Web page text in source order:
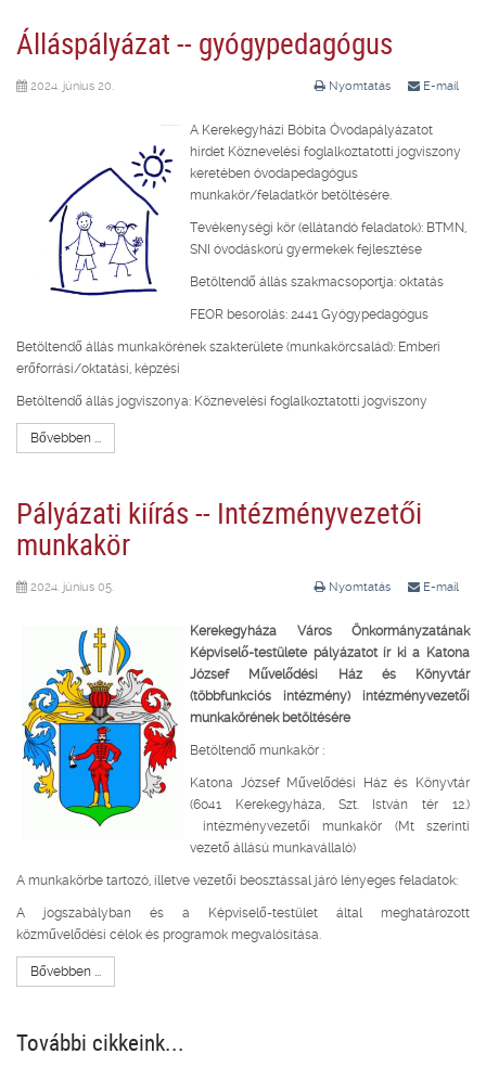
Álláspályázat -- gyógypedagógus
Nyomtatás E-mail
2024. június 20.
A Kerekegyházi Bóbita Óvodapályázatot
hirdet Köznevelési foglalkoztatotti jogviszony
keretében óvodapedagógus
munkakör/feladatkör betöltésére.
Tevékenységi kör (ellátandó feladatok): BTMN,
SNI óvodáskorú gyermekek fejlesztése
Betöltendő állás szakmacsoportja: oktatás
FEOR besorolás: 2441 Gyógypedagógus
Betöltendő állás munkakörének szakterülete (munkakörcsalád): Emberi
erőforrási/oktatási, képzési
Betöltendő állás jogviszonya: Köznevelési foglalkoztatotti jogviszony
Bővebben ...
Pályázati kiírás -- Intézményvezetői
munkakör
Nyomtatás E-mail
2024. június 05.
Kerekegyháza Város Önkormányzatának
Képviselő-testülete pályázatot ír ki a Katona
József Művelődési Ház és Könyvtár
(többfunkciós intézmény) intézményvezetői
munkakörének betöltésére
Betöltendő munkakör :
Katona József Művelődési Ház és Könyvtár
(6041 Kerekegyháza, Szt. István tér 12.)
intézményvezetői munkakör (Mt szerinti
vezető állású munkavállaló)
A munkakörbe tartozó, illetve vezetői beosztással járó lényeges feladatok:
A jogszabályban és a Képviselő-testület által meghatározott
közművelődési célok és programok megvalósítása.
Bővebben ...
További cikkeink...